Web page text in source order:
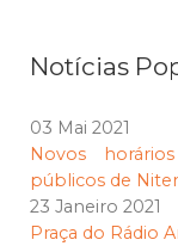
Notícias
03 Mai 2021
Novos
públicos de
23 Janeiro 2021
Praça do Rádio